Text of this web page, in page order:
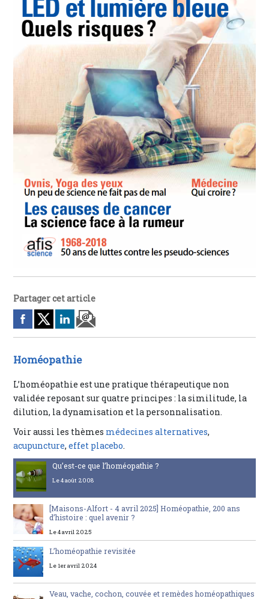
Partager cet article
Homéopathie
L’homéopathie est une pratique thérapeutique non
validée reposant sur quatre principes : la similitude, la
dilution, la dynamisation et la personnalisation.
Voir aussi les thèmes médecines alternatives,
acupuncture,effet placebo.
Qu’est-ce que l’homéopathie ?
Le 4 août 2008
[Maisons-Alfort - 4 avril 2025] Homéopathie, 200 ans
d’histoire : quel avenir ?
Le 4 avril 2025
L’homéopathie revisitée
Le 1er avril 2024
Veau, vache, cochon, couvée et remèdes homéopathiques